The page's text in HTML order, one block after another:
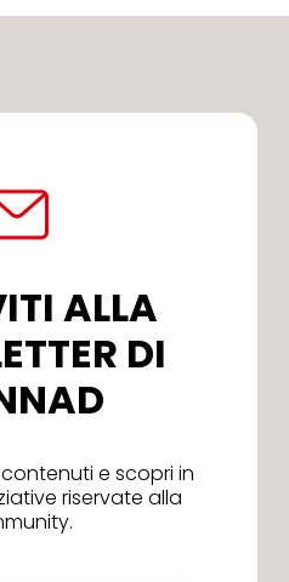
ALLA
DI
e scopri in
riservate alla